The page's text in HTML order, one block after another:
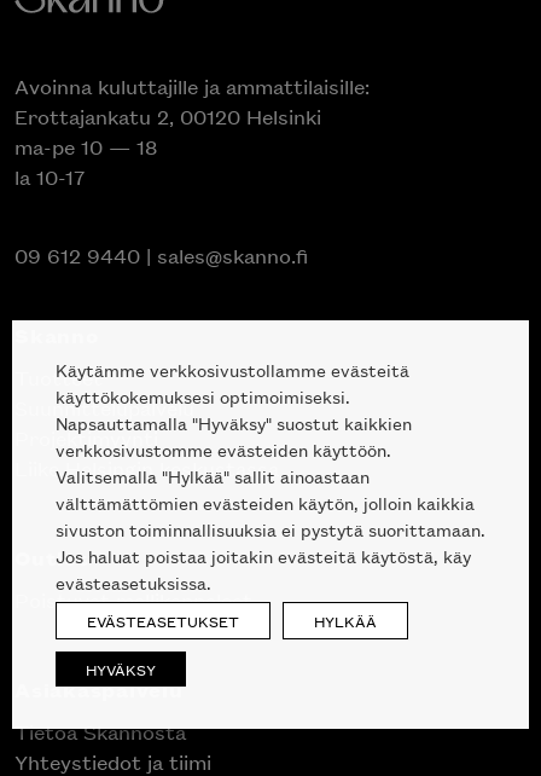
Avoinna kuluttajille ja ammattilaisille:
Erottajankatu 2, 00120 Helsinki
ma-pe 10 — 18
la 10-17
09 612 9440 | sales@skanno.fi
Tuotteet
Suunnittelupalvelu
Projektimyynti
Liike Helsingin keskustassa
Outlet
Poistuvat mallikappaleet
Asiakaspalvelu
Tietoa Skannosta
Yhteystiedot ja tiimi
Käytämme verkkosivustollamme evästeitä
käyttökokemuksesi optimoimiseksi.
Napsauttamalla "Hyväksy" suostut kaikkien
verkkosivustomme evästeiden käyttöön.
Valitsemalla "Hylkää" sallit ainoastaan
välttämättömien evästeiden käytön, jolloin kaikkia
sivuston toiminnallisuuksia ei pystytä suorittamaan.
Jos haluat poistaa joitakin evästeitä käytöstä, käy
evästeasetuksissa.
EVÄSTEASETUKSET HYLKÄÄ
HYVÄKSY